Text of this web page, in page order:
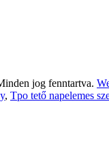
jog fenntartva.
, Tpo tető napelemes